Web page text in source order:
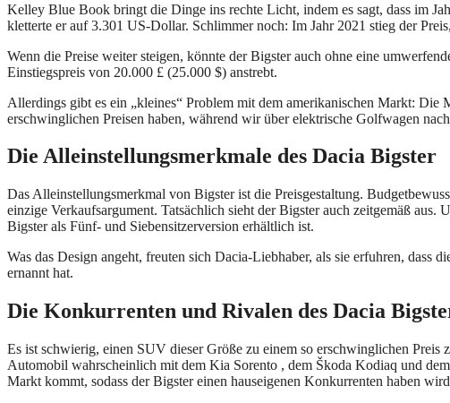
Kelley Blue Book bringt die Dinge ins rechte Licht, indem es sagt, dass im
kletterte er auf 3.301 US-Dollar. Schlimmer noch: Im Jahr 2021 stieg der
Wenn die Preise weiter steigen, könnte der Bigster auch ohne eine
Einstiegspreis von 20.000 £ (25.000 $) anstrebt.
Allerdings gibt es ein „kleines“ Problem mit dem amerikanischen Markt:
erschwinglichen Preisen haben, während wir über elektrische Golfwagen
Die Alleinstellungsmerkmale des Dacia Bigster
Das Alleinstellungsmerkmal von Bigster ist die Preisgestaltung.
einzige Verkaufsargument. Tatsächlich sieht der Bigster auch zeitgemäß
Bigster als Fünf- und Siebensitzerversion erhältlich ist.
Was das Design angeht, freuten sich Dacia-Liebhaber, als sie erfuhren,
ernannt hat.
Die Konkurrenten und Rivalen des Dacia
Es ist schwierig, einen SUV dieser Größe zu einem so erschwinglichen
Automobil wahrscheinlich mit dem Kia Sorento , dem Škoda Kodiaq und
Markt kommt, sodass der Bigster einen hauseigenen Konkurrenten haben wird